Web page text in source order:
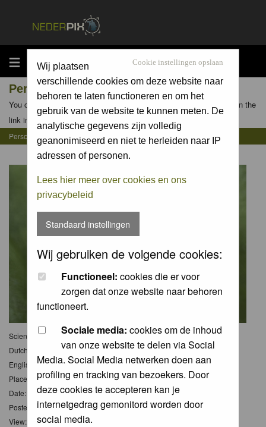
MENU Cookie instellingen opslaan
Wij plaatsen
verschillende cookies om deze website naar
behoren te laten functioneren en om het
gebruik van de website te kunnen meten. De
analytische gegevens zijn volledig
geanonimiseerd en niet te herleiden naar IP
adressen of personen.
Lees hier meer over cookies en ons
privacybeleid
Standaard instellingen
Wij gebruiken de volgende cookies:
Functioneel: cookies die er voor
zorgen dat onze website naar behoren
functioneert.
Sociale media: cookies om de inhoud
van onze website te delen via Social
Media. Social Media netwerken doen aan
profiling en tracking van bezoekers. Door
deze cookies te accepteren kan je
internetgedrag gemonitord worden door
social media.
Personal Gallery of daan de vos
You can view the personal galleries of other members by clicking on the
link in their profiles
Personal Gallery of daan de vos
Scientific name:
Dutch name:
Boswitje
English name:-
Place:
Date: 12 Jul 2020
Posted: Fri 17 Jul 2020, 11:56
View: 7